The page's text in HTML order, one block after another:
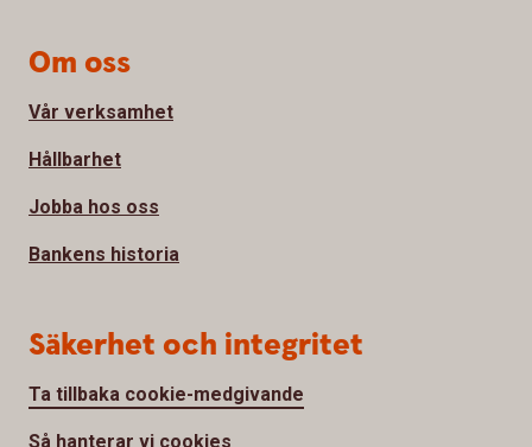
Om oss
Vår verksamhet
Hållbarhet
Jobba hos oss
Bankens historia
Säkerhet och integritet
Ta tillbaka cookie-medgivande
Så hanterar vi cookies